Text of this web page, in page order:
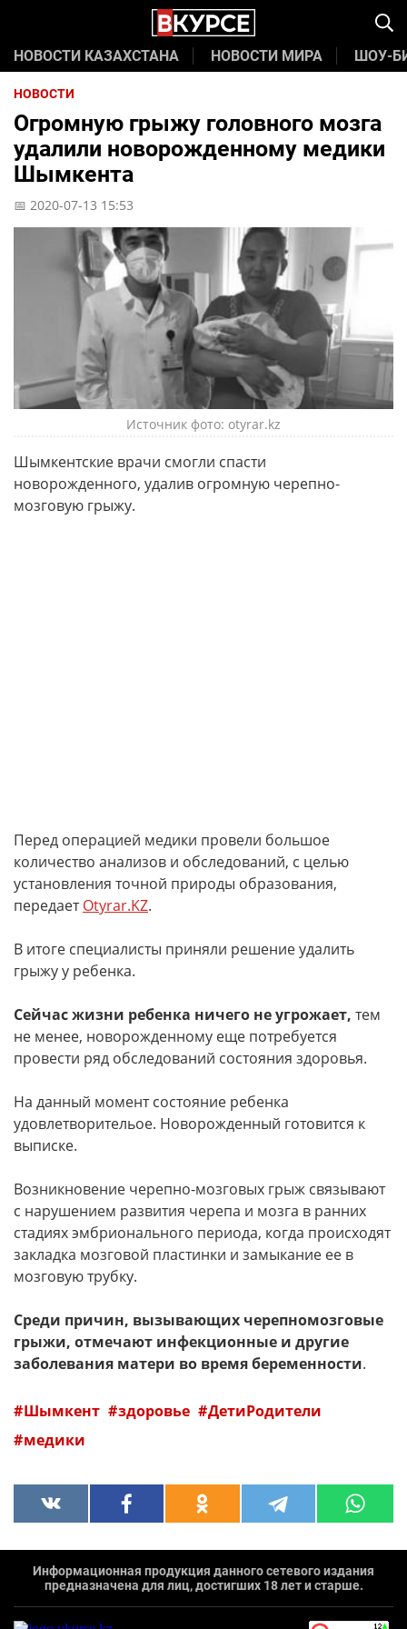
НОВОСТИ КАЗАХСТАНА НОВОСТИ МИРА ШОУ-
НОВОСТИ
Огромную грыжу головного мозга
удалили новорожденному медики
Шымкента
📅 2020-07-13 15:53
Источник фото: otyrar.kz
Шымкентские врачи смогли спасти
новорожденного, удалив огромную черепно-
мозговую грыжу.
Перед операцией медики провели большое
количество анализов и обследований, с целью
установления точной природы образования,
передаетOtyrar.KZ.
В итоге специалисты приняли решение удалить
грыжу у ребенка.
Сейчас жизни ребенка ничего не угрожает, тем
не менее, новорожденному еще потребуется
провести ряд обследований состояния здоровья.
На данный момент состояние ребенка
удовлетворительое. Новорожденный готовится к
выписке.
Возникновение черепно-мозговых грыж связывают
с нарушением развития черепа и мозга в ранних
стадиях эмбрионального периода, когда происходят
закладка мозговой пластинки и замыкание ее в
мозговую трубку.
Среди причин, вызывающих черепномозговые
грыжи, отмечают инфекционные и другие
заболевания матери во время беременности.
Шымкент здоровье
ДетиРодители
медики
Информационная продукция данного сетевого издания
предназначена для лиц, достигших 18 лет и старше.